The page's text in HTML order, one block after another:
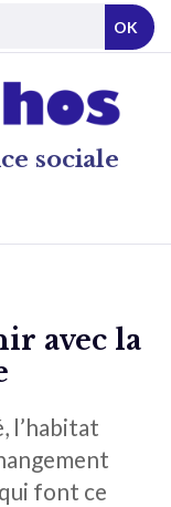
sociale
OK
avec la
l’habitat
font ce